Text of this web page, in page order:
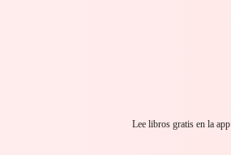
Lee libros gratis en la app